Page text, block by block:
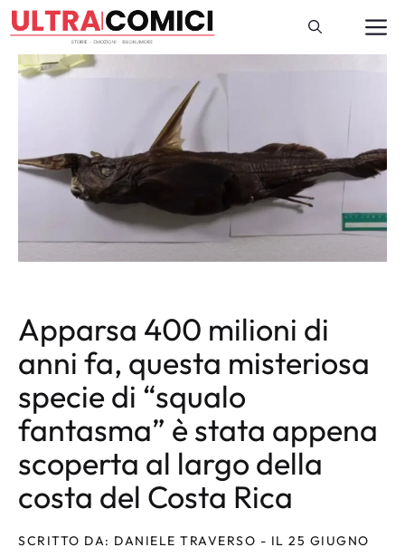
Vai
al
contenuto
Apparsa 400 milioni di
anni fa, questa misteriosa
specie di “squalo
fantasma” è stata appena
scoperta al largo della
costa del Costa Rica
SCRITTO DA: DANIELE TRAVERSO - IL 25 GIUGNO